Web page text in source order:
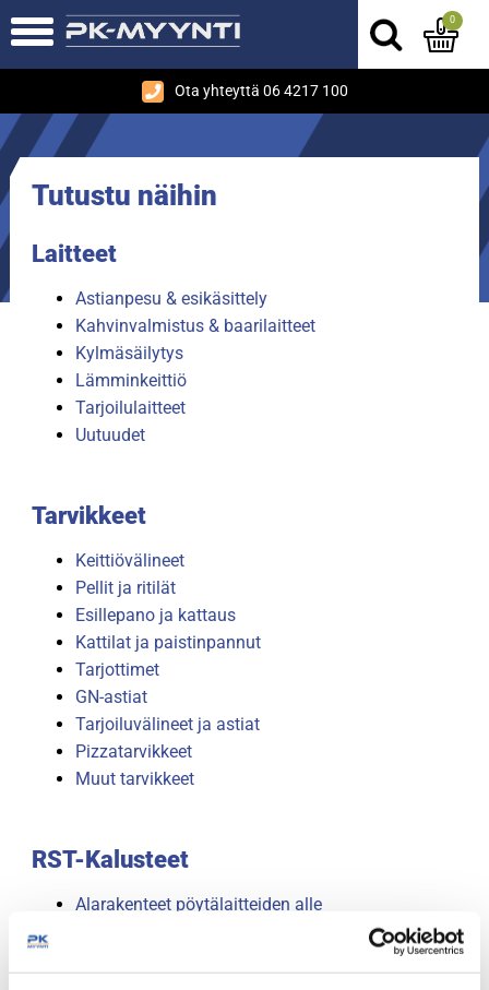
Ota yhteyttä 06 4217 100
0
Tutustu näihin
Laitteet
Astianpesu & esikäsittely
Kahvinvalmistus & baarilaitteet
Kylmäsäilytys
Lämminkeittiö
Tarjoilulaitteet
Uutuudet
Tarvikkeet
Keittiövälineet
Pellit ja ritilät
Esillepano ja kattaus
Kattilat ja paistinpannut
Tarjottimet
GN-astiat
Tarjoiluvälineet ja astiat
Pizzatarvikkeet
Muut tarvikkeet
RST-Kalusteet
Alarakenteet pöytälaitteiden alle